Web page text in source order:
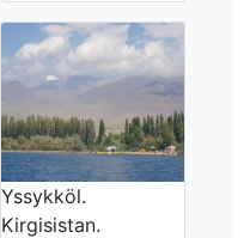
Yssykköl.
Kirgisistan.